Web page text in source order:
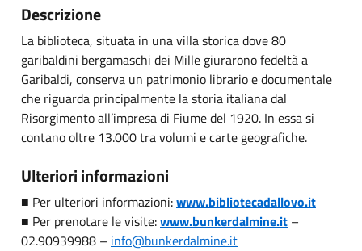
Descrizione
La biblioteca, situata in una villa storica dove 80
garibaldini bergamaschi dei Mille giurarono fedeltà a
Garibaldi, conserva un patrimonio librario e documentale
che riguarda principalmente la storia italiana dal
Risorgimento all’impresa di Fiume del 1920. In essa si
contano oltre 13.000 tra volumi e carte geografiche.
Ulteriori informazioni
■ Per ulteriori informazioni:www.bibliotecadallovo.it
■ Per prenotare le visite:www.bunkerdalmine.it –
02.90939988 – info@bunkerdalmine.it